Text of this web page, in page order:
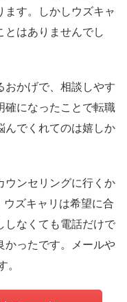
ます。しかしウズキャ
とはありませんでし
おかげで、相談しやす
確になったことで転職
んでくれてのは嬉しか
ウンセリングに行くか
ズキャリは希望に合
しなくても電話だけで
かったです。メールや
。